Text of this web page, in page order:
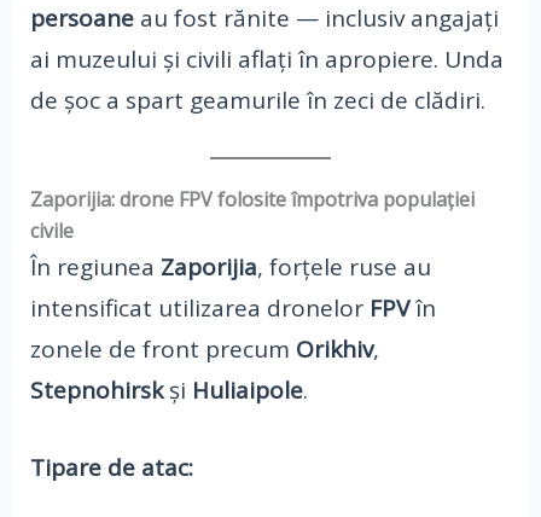
persoaneau fost rănite — inclusiv angajați
ai muzeului și civili aflați în apropiere. Unda
de șoc a spart geamurile în zeci de clădiri.
Zaporijia: drone FPV folosite împotriva populației
civile
În regiunea Zaporijia, forțele ruse au
intensificat utilizarea dronelor FPVîn
zonele de front precum Orikhiv,
Stepnohirskși Huliaipole.
Tipare de atac: